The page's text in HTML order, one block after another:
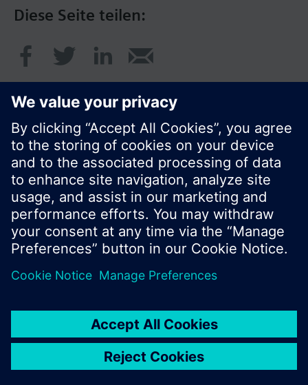
Diese Seite teilen:
© Siemens Schweiz AG 2017
Produktangebot und Preise können pro Land
variieren.
Nutzungsbedingungen